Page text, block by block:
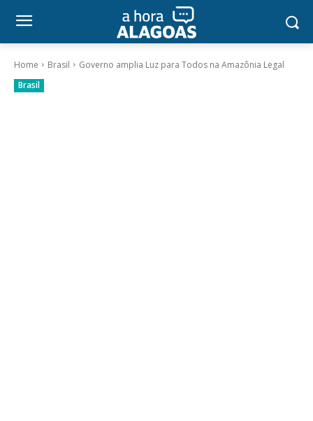
Home Brasil
Governo amplia Luz para Todos na Amazônia Legal
Brasil